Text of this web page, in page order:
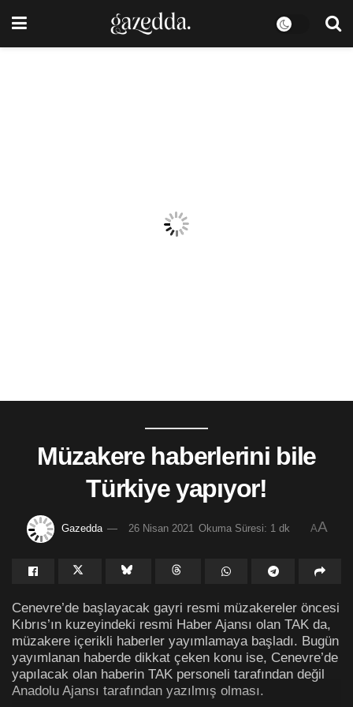
Müzakere haberlerini bile
Türkiye yapıyor!
Gazedda 26 Nisan 2021 Okuma Süresi: 1 dk AA
Cenevre’de başlayacak gayri resmi müzakereler öncesi
Kıbrıs’ın kuzeyindeki resmi Haber Ajansı olan TAK da,
müzakere içerikli haberler yayımlamaya başladı. Bugün
yayımlanan haberde dikkat çeken konu ise, Cenevre’de
yapılacak olan haberin TAK personeli tarafından değil
Anadolu Ajansı tarafından yazılmış olması.